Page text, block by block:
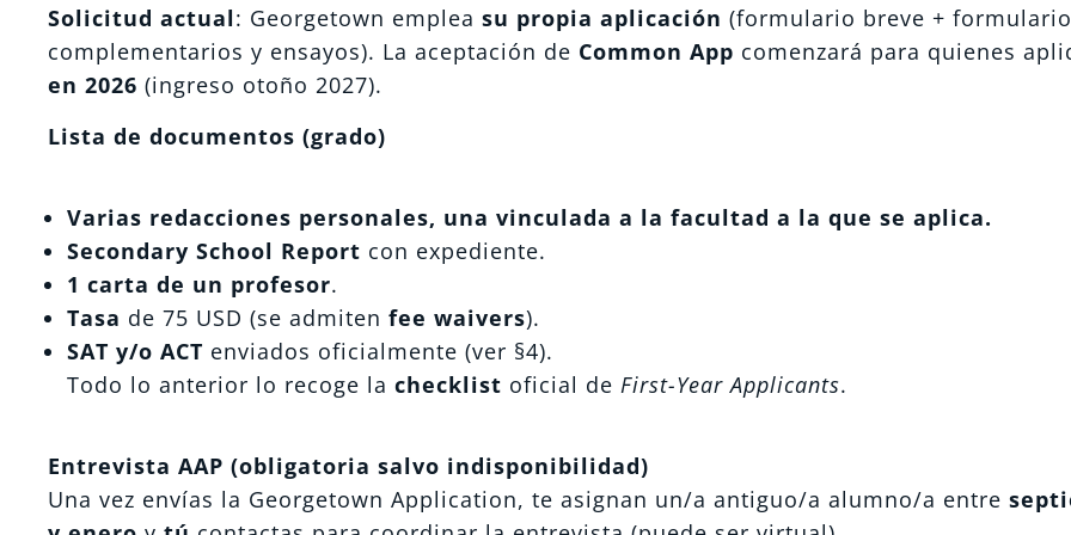
Solicitud actual: Georgetown empleasu propia aplicación (formulario breve +
complementarios y ensayos). La aceptación de Common App comenzará para quienes
en 2026 (ingreso otoño 2027).
Lista de documentos (grado)
Varias redacciones personales, una vinculada a la facultad a la que se aplica.
Secondary School Report con expediente.
1 carta de un profesor.
Tasa de 75 USD (se admitenfee waivers).
SAT y/o ACT enviados oficialmente (ver §4).
Todo lo anterior lo recoge lachecklist oficial de First-Year Applicants.
Entrevista AAP (obligatoria salvo indisponibilidad)
Una vez envías la Georgetown Application, te asignan un/a antiguo/a alumno/a entre